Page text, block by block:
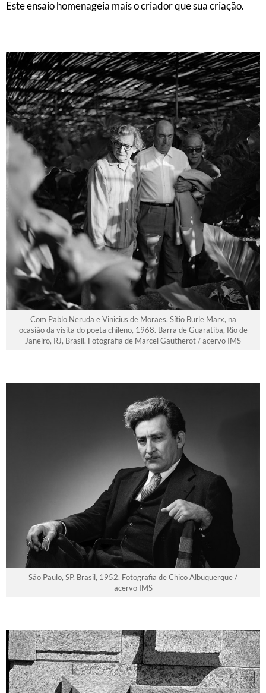
Este ensaio homenageia mais o criador que sua criação.
Com Pablo Neruda e Vinicius de Moraes. Sítio Burle Marx, na
ocasião da visita do poeta chileno, 1968. Barra de Guaratiba, Rio de
Janeiro, RJ, Brasil. Fotografia de Marcel Gautherot / acervo IMS
São Paulo, SP, Brasil, 1952. Fotografia de Chico Albuquerque /
acervo IMS